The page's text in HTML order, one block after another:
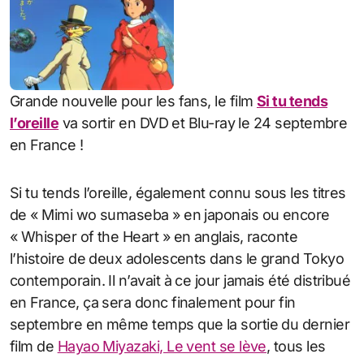
Grande nouvelle pour les fans, le film Si tu tends
l’oreille va sortir en DVD et Blu-ray le 24 septembre
en France !
Si tu tends l’oreille, également connu sous les titres
de « Mimi wo sumaseba » en japonais ou encore
« Whisper of the Heart » en anglais, raconte
l’histoire de deux adolescents dans le grand Tokyo
contemporain. Il n’avait à ce jour jamais été distribué
en France, ça sera donc finalement pour fin
septembre en même temps que la sortie du dernier
film de Hayao Miyazaki, Le vent se lève, tous les